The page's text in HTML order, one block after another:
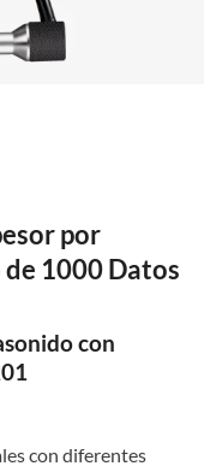
por
1000 Datos
con
con diferentes